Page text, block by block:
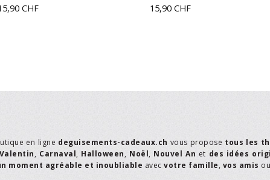
CHF
15,90 CHF
en ligne deguisements-cadeaux.ch vous propose tous les
, Carnaval, Halloween, Noël, Nouvel An et des idées
moment agréable et inoubliable avec votre famille, vos amis ou